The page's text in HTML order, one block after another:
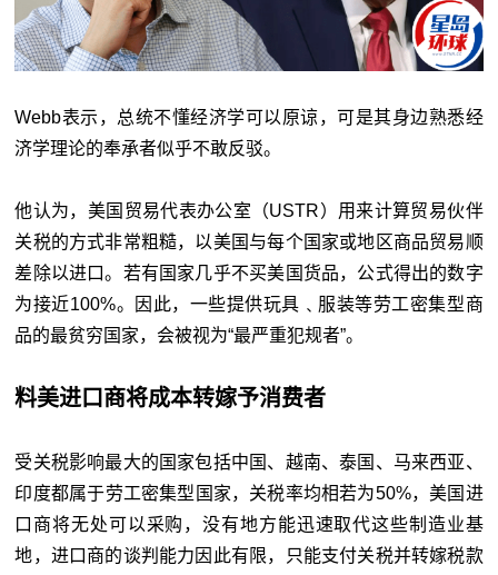
Webb表示，总统不懂经济学可以原谅，可是其身边熟悉经
济学理论的奉承者似乎不敢反驳。
他认为，美国贸易代表办公室（USTR）用来计算贸易伙伴
关税的方式非常粗糙，以美国与每个国家或地区商品贸易顺
差除以进口。若有国家几乎不买美国货品，公式得出的数字
为接近100%。因此，一些提供玩具﹑服装等劳工密集型商
品的最贫穷国家，会被视为“最严重犯规者”。
料美进口商将成本转嫁予消费者
受关税影响最大的国家包括中国、越南、泰国、马来西亚、
印度都属于劳工密集型国家，关税率均相若为50%，美国进
口商将无处可以采购，没有地方能迅速取代这些制造业基
地，进口商的谈判能力因此有限，只能支付关税并转嫁税款